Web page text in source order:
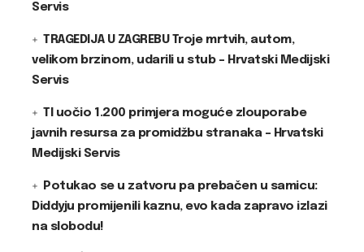
Servis
TRAGEDIJA U ZAGREBU Troje mrtvih, autom,
velikom brzinom, udarili u stub – Hrvatski Medijski
Servis
TI uočio 1.200 primjera moguće zlouporabe
javnih resursa za promidžbu stranaka – Hrvatski
Medijski Servis
Potukao se u zatvoru pa prebačen u samicu:
Diddyju promijenili kaznu, evo kada zapravo izlazi
na slobodu!